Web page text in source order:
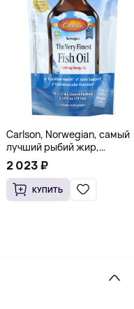
Carlson, Norwegian, самый
лучший рыбий жир,
натуральный лимон, 15
пакетиков (5 мл) каждый
2 023 ₽
КУПИТЬ